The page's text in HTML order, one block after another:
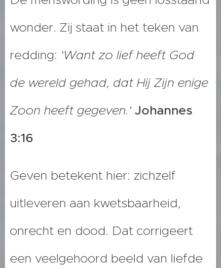
wonder. Zij staat in het teken van
redding: 'Want zo lief heeft God
de wereld gehad, dat Hij Zijn enige
Zoon heeft gegeven.'Johannes
3:16
Geven betekent hier: zichzelf
uitleveren aan kwetsbaarheid,
onrecht en dood. Dat corrigeert
een veelgehoord beeld van liefde